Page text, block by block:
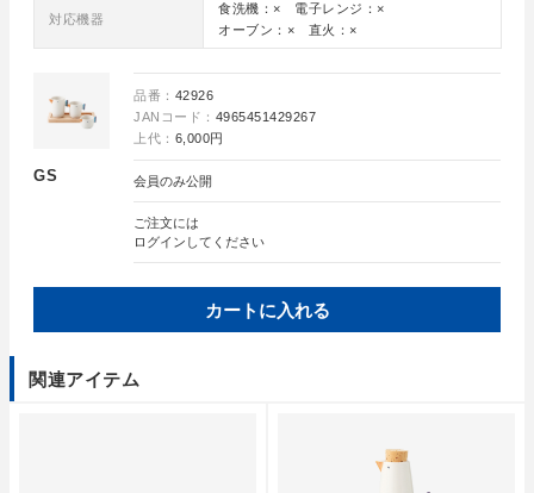
対応機器
食洗機：× 電子レンジ：×
オーブン：× 直火：×
GS
品番： 42926
JANコード： 4965451429267
上代： 6,000円
会員のみ公開
ご注文には
ログイン してください
カートに入れる
関連アイテム